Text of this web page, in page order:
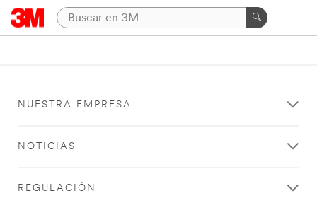
NUESTRA EMPRESA
NOTICIAS
REGULACIÓN